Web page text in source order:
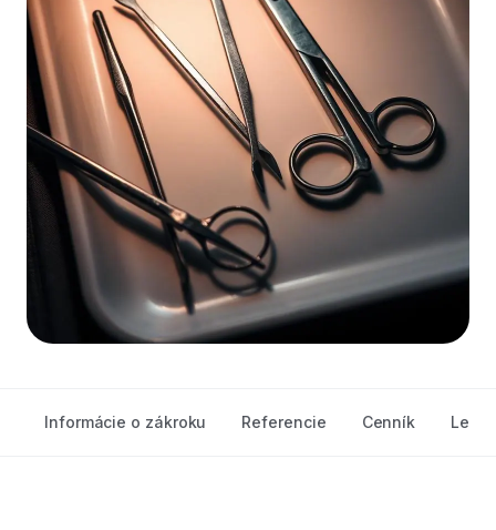
Informácie o zákroku Referencie Cenník